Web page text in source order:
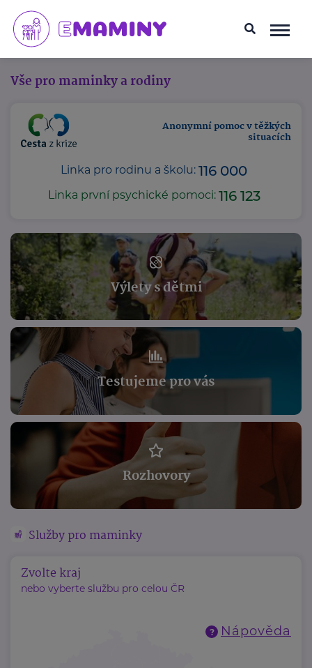
Vše pro maminky a rodiny
Anonymní pomoc v těžkých
situacích
Linka pro rodinu a školu: 116 000
Linka první psychické pomoci: 116 123
Výlety s dětmi
Testujeme pro vás
Rozhovory
Služby pro maminky
Zvolte kraj
nebo vyberte službu pro celou ČR
? Nápověda